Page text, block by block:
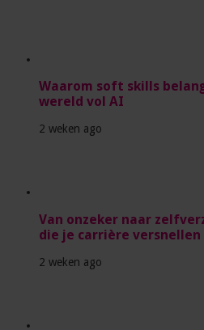
Waarom soft skills
wereld vol AI
2 weken ago
Van onzeker naar
die je carrière versnellen
2 weken ago